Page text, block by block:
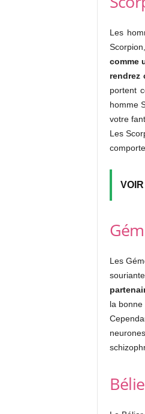
Les
comme
rendrez
portent
homme
votre
Les
Les
la bonne